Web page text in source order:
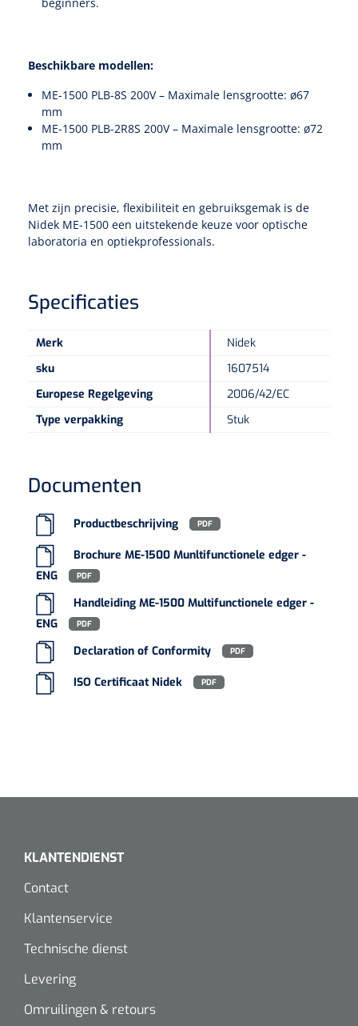
Beschikbare modellen:
ME-1500 PLB-8S 200V – Maximale lensgrootte: ø67
mm
ME-1500 PLB-2R8S 200V – Maximale lensgrootte: ø72
mm
Met zijn precisie, flexibiliteit en gebruiksgemak is de
Nidek ME-1500 een uitstekende keuze voor optische
laboratoria en optiekprofessionals.
Specificaties
Merk
Nidek
sku
1607514
Europese Regelgeving
2006/42/EC
Type verpakking
Stuk
Documenten
Productbeschrijving PDF
Brochure ME-1500 Munltifunctionele edger -
ENG
PDF
Handleiding ME-1500 Multifunctionele edger -
ENG
PDF
Declaration of Conformity PDF
ISO Certificaat Nidek PDF
KLANTENDIENST
Contact
Klantenservice
Technische dienst
Levering
Omruilingen & retours